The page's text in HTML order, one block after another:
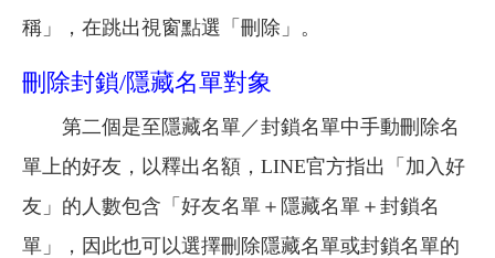
稱」，在跳出視窗點選「刪除」。
刪除封鎖/隱藏名單對象
第二個是至隱藏名單／封鎖名單中手動刪除名
單上的好友，以釋出名額，LINE官方指出「加入好
友」的人數包含「好友名單＋隱藏名單＋封鎖名
單」，因此也可以選擇刪除隱藏名單或封鎖名單的